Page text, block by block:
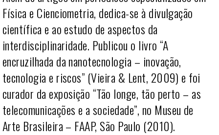
Física e Cienciometria, dedica-se à divulgação
científica e ao estudo de aspectos da
interdisciplinaridade. Publicou o livro “A
encruzilhada da nanotecnologia – inovação,
tecnologia e riscos” (Vieira & Lent, 2009) e foi
curador da exposição “Tão longe, tão perto – as
telecomunicações e a sociedade”, no Museu de
Arte Brasileira – FAAP, São Paulo (2010).